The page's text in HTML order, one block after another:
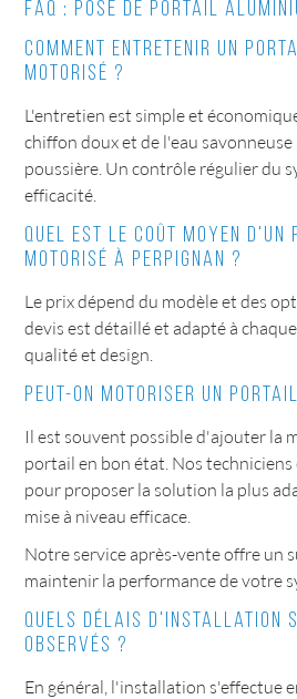
FAQ : Pose de portail
Comment entretenir un
motorisé ?
L'entretien est simple et
chiffon doux et de l'eau
poussière. Un contrôle régulier du
efficacité.
Quel est le coût moyen
motorisé à Perpignan ?
Le prix dépend du modèle et des
devis est détaillé et adapté à
qualité et design.
Peut-on motoriser un
Il est souvent possible d'ajouter la
portail en bon état. Nos
pour proposer la solution la plus
mise à niveau efficace.
Notre service après-vente offre un
maintenir la performance de votre
Quels délais d'installation
observés ?
En général, l'installation s'effectue